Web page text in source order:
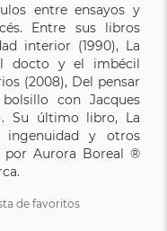
entre ensayos y
Entre sus libros
interior (1990), La
docto y el imbécil
(2008), Del pensar
con Jacques
Su último libro, La
ingenuidad y otros
por Aurora Boreal ®
de favoritos